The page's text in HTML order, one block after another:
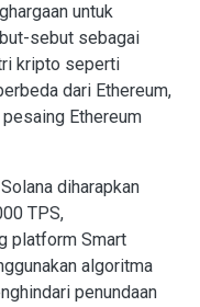
untuk
sebut sebagai
kripto seperti
dari Ethereum,
Ethereum
diharapkan
TPS,
platform Smart
algoritma
penundaan